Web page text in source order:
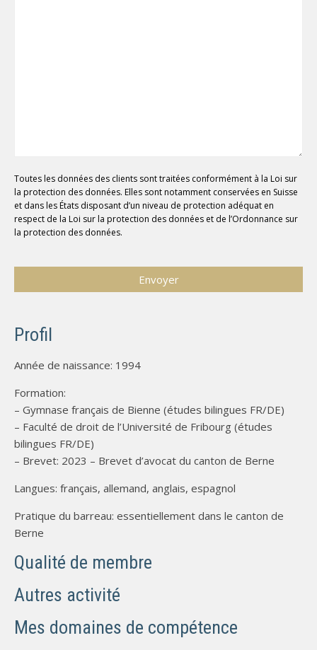
Toutes les données des clients sont traitées conformément à la Loi sur
la protection des données. Elles sont notamment conservées en Suisse
et dans les États disposant d’un niveau de protection adéquat en
respect de la Loi sur la protection des données et de l’Ordonnance sur
la protection des données.
Profil
Année de naissance: 1994
Formation:
– Gymnase français de Bienne (études bilingues FR/DE)
– Faculté de droit de l’Université de Fribourg (études
bilingues FR/DE)
– Brevet: 2023 – Brevet d’avocat du canton de Berne
Langues: français, allemand, anglais, espagnol
Pratique du barreau: essentiellement dans le canton de
Berne
Qualité de membre
Autres activité
Mes domaines de compétence